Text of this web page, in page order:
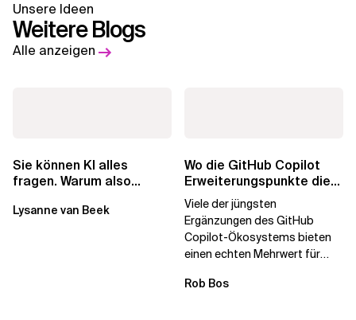
Unsere Ideen
Weitere Blogs
Alle anzeigen
Sie können KI alles
fragen. Warum also
noch?
Lysanne van Beek
Wo die GitHub Copilot
Erweiterungspunkte die
Governance brechen
Viele der jüngsten
Ergänzungen des GitHub
Copilot-Ökosystems bieten
einen echten Mehrwert für
aber auch die...
Rob Bos